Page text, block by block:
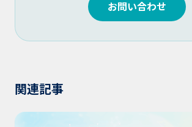
お問い合わせ
関連記事